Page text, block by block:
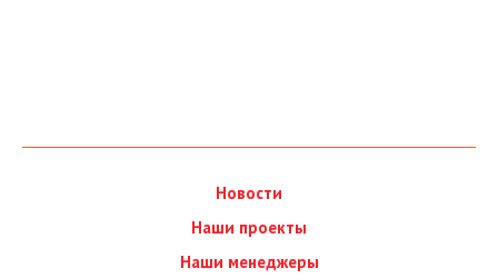
Новости
Наши проекты
Наши менеджеры